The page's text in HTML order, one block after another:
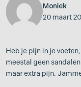
Moniek
20 maart
Heb je pijn in je
meestal geen
maar extra pijn.